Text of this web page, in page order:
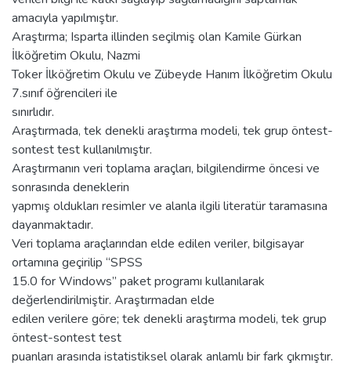
amacıyla yapılmıştır.
Araştırma; Isparta illinden seçilmiş olan Kamile Gürkan
İlköğretim Okulu, Nazmi
Toker İlköğretim Okulu ve Zübeyde Hanım İlköğretim Okulu
7.sınıf öğrencileri ile
sınırlıdır.
Araştırmada, tek denekli araştırma modeli, tek grup öntest-
sontest test kullanılmıştır.
Araştırmanın veri toplama araçları, bilgilendirme öncesi ve
sonrasında deneklerin
yapmış oldukları resimler ve alanla ilgili literatür taramasına
dayanmaktadır.
Veri toplama araçlarından elde edilen veriler, bilgisayar
ortamına geçirilip “SPSS
15.0 for Windows” paket programı kullanılarak
değerlendirilmiştir. Araştırmadan elde
edilen verilere göre; tek denekli araştırma modeli, tek grup
öntest-sontest test
puanları arasında istatistiksel olarak anlamlı bir fark çıkmıştır.